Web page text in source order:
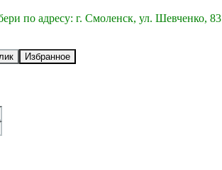
по адресу: г. Смоленск, ул. Шевченко, 83
Избранное